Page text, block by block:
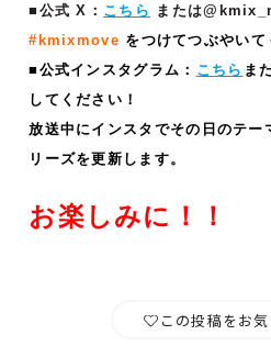
■公式 X： こちら または
#kmixmove をつけてつぶやいて
■公式インスタグラム： こちら ま
してください！
放送中にインスタでその日のテー
リーズを更新します。
お楽しみに！！
この投稿をお